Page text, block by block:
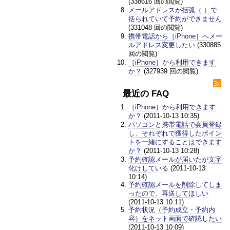
メールアドレスが括弧（ ）で
括られていて予約ができません
(331048 回の閲覧)
携帯電話から［iPhone］へメー
ルアドレス変更したい (330885
回の閲覧)
［iPhone］から利用できます
か？ (327939 回の閲覧)
最近の FAQ
［iPhone］から利用できます
か？ (2011-10-13 10:35)
パソコンと携帯電話で会員登録
し、それぞれで獲得したポイン
トを一緒にすることはできます
か？ (2011-10-13 10:28)
予約確認メールが届いたが文字
化けしている (2011-10-13
10:14)
予約確認メールを削除してしま
ったので、再送してほしい
(2011-10-13 10:11)
予約状況（予約成立・予約内
容）をネット画面で確認したい
(2011-10-13 10:09)